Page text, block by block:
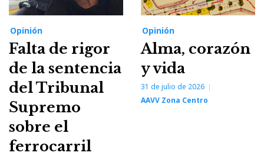
Opinión
Falta de rigor
de la sentencia
del Tribunal
Supremo
sobre el
ferrocarril
Opinión
Alma, corazón
y vida
31 de julio de 2026
AAVV Zona Centro